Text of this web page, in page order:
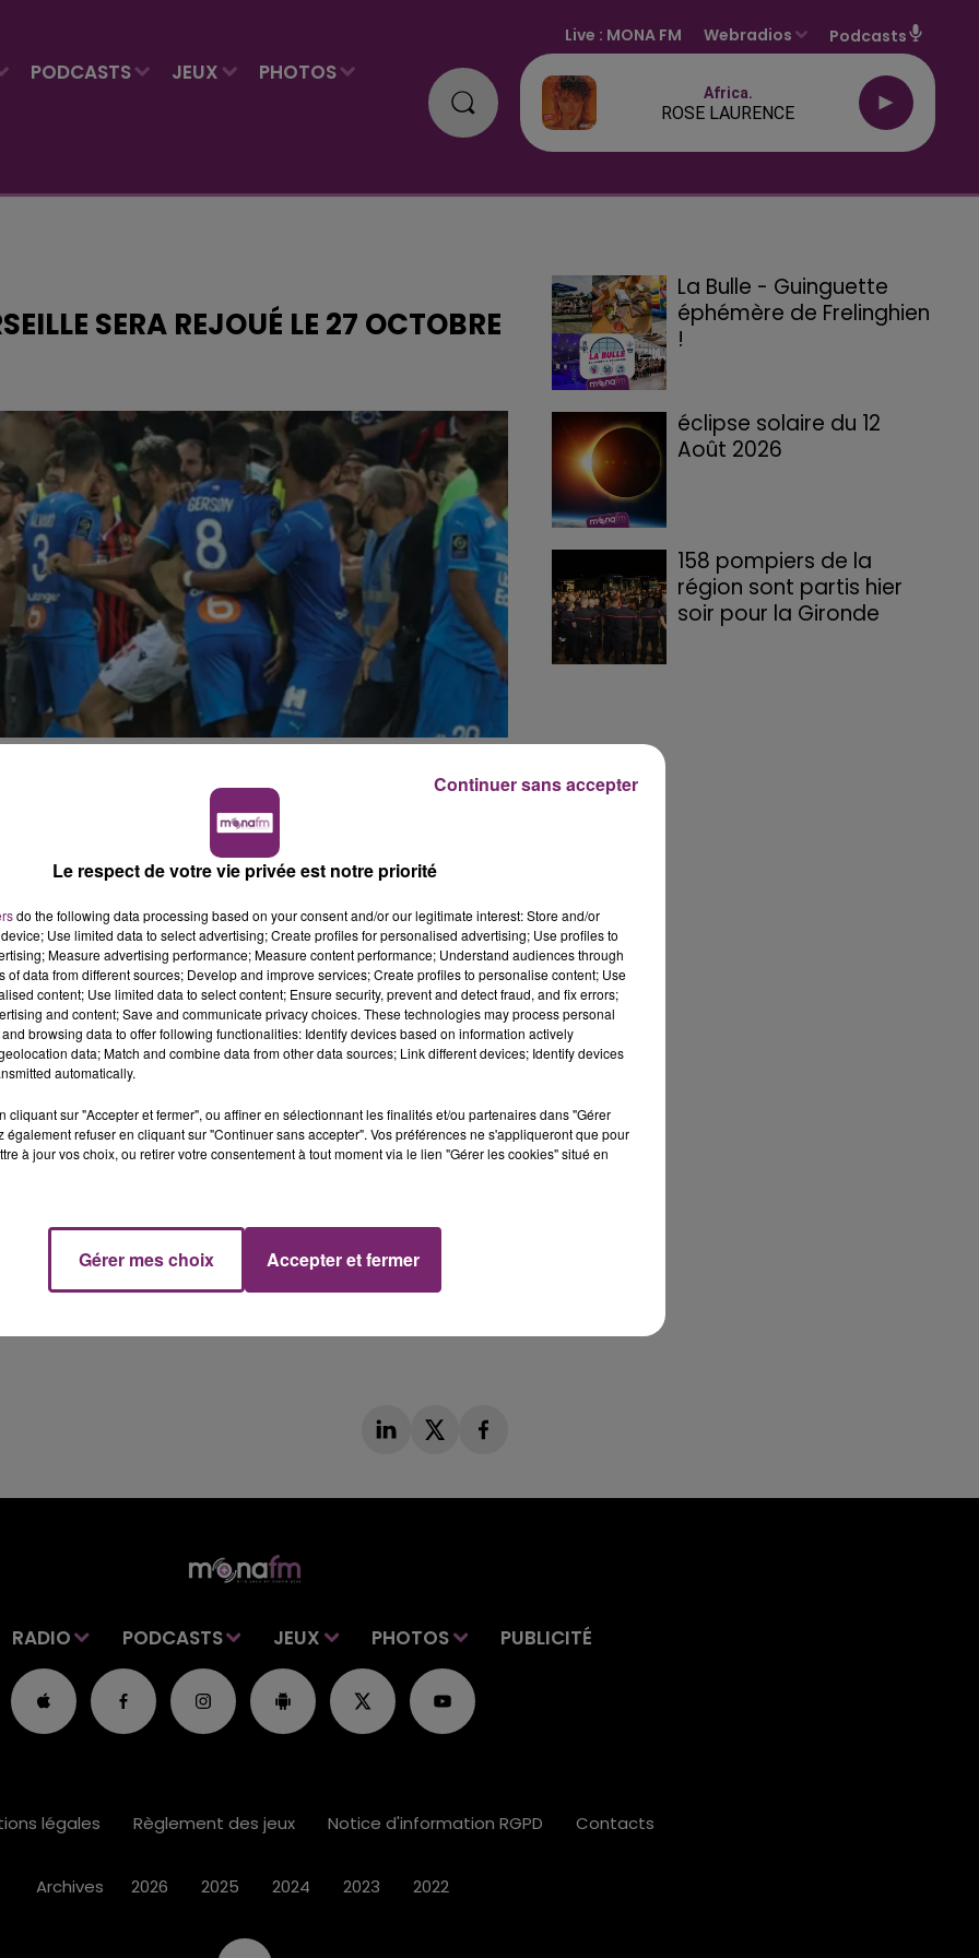
PODCASTS JEUX PHOTOS
Live : MONA FM Webradios Podcasts
Africa.
ROSE LAURENCE
SERA REJOUÉ LE 27 OCTOBRE
la rencontre opposant Nice à l’Olympique de Marseille
de l’envahissement du terrain par certains
de la LFP a sanctionné les coupables et a ordonné à
jouera le 27 octobre prochain, soit trois jours après le
de Discipline du 8 septembre, la Commission des
Nice – Olympique de Marseille le mercredi 27
ultérieurement. La rencontre sera diffusée en direct sur
La Bulle - Guinguette
éphémère de Frelinghien
!
éclipse solaire du 12
Août 2026
158 pompiers de la
région sont partis hier
soir pour la Gironde
RADIO PODCASTS JEUX PHOTOS PUBLICITÉ
légales Règlement des jeux Notice d'information RGPD Contacts
Archives 2026 2025 2024 2023 2022
Le respect de votre vie privée est notre priorité
do the following data processing based on your consent and/or our legitimate interest: Store and/or
Use limited data to select advertising; Create profiles for personalised advertising; Use profiles to
Measure advertising performance; Measure content performance; Understand audiences through
of data from different sources; Develop and improve services; Create profiles to personalise content; Use
content; Use limited data to select content; Ensure security, prevent and detect fraud, and fix errors;
and content; Save and communicate privacy choices. These technologies may process personal
browsing data to offer following functionalities: Identify devices based on information actively
data; Match and combine data from other data sources; Link different devices; Identify devices
automatically.
cliquant sur "Accepter et fermer", ou affiner en sélectionnant les finalités et/ou partenaires dans "Gérer
également refuser en cliquant sur "Continuer sans accepter". Vos préférences ne s'appliqueront que pour
à jour vos choix, ou retirer votre consentement à tout moment via le lien "Gérer les cookies" situé en
Gérer mes choix Accepter et fermer
Continuer sans accepter